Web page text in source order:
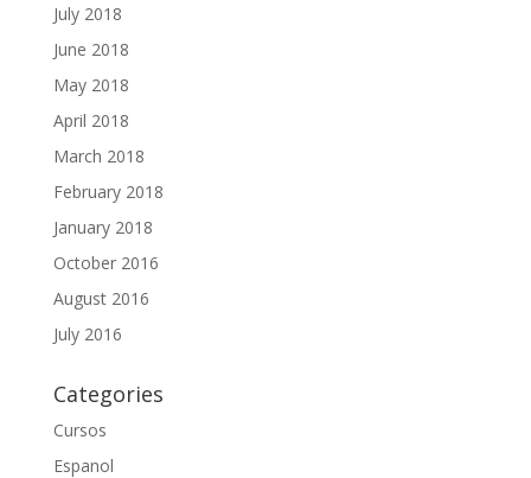
July 2018
June 2018
May 2018
April 2018
March 2018
February 2018
January 2018
October 2016
August 2016
July 2016
Categories
Cursos
Espanol